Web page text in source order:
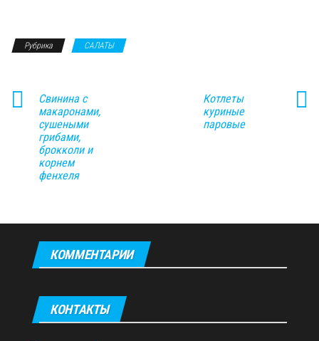
Рубрика САЛАТЫ
Свинина с
макаронами,
сушеными
грибами,
брокколи и
корнем
фенхеля
Котлеты
куриные
паровые
КОММЕНТАРИИ
КОНТАКТЫ